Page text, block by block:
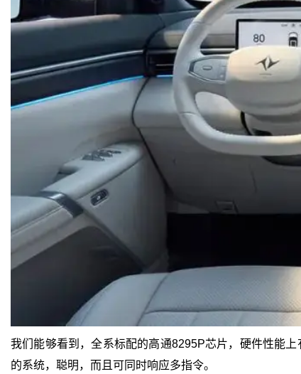
我们能够看到，全系标配的高通8295P芯片，硬件性能
的系统，聪明，而且可同时响应多指令。